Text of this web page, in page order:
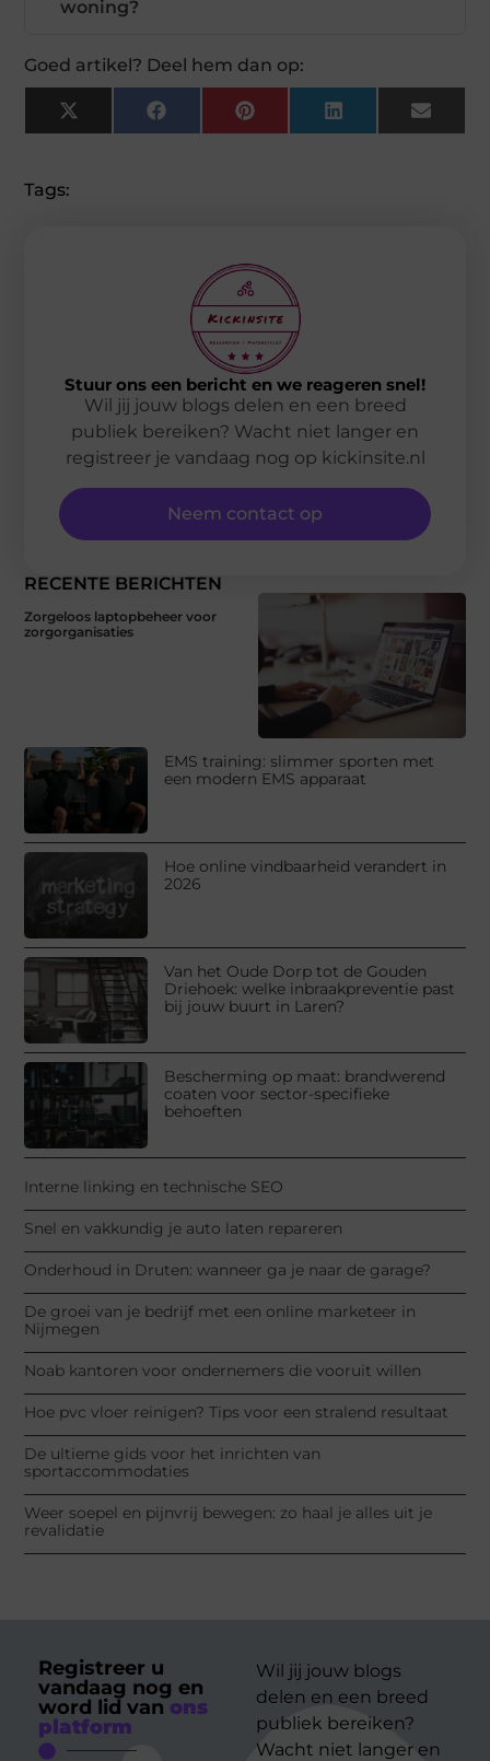
woning?
Goed artikel? Deel hem dan op:
X
(Twitter)
FacebookPinterestLinkedIn Email
Tags:
RECENTE BERICHTEN
Zorgeloos laptopbeheer voor
zorgorganisaties
EMS training: slimmer sporten met
een modern EMS apparaat
Hoe online vindbaarheid verandert in
2026
Van het Oude Dorp tot de Gouden
Driehoek: welke inbraakpreventie past
bij jouw buurt in Laren?
Bescherming op maat: brandwerend
coaten voor sector-specifieke
behoeften
Interne linking en technische SEO
Snel en vakkundig je auto laten repareren
Onderhoud in Druten: wanneer ga je naar de garage?
De groei van je bedrijf met een online marketeer in
Nijmegen
Noab kantoren voor ondernemers die vooruit willen
Hoe pvc vloer reinigen? Tips voor een stralend resultaat
De ultieme gids voor het inrichten van
sportaccommodaties
Weer soepel en pijnvrij bewegen: zo haal je alles uit je
revalidatie
Stuur ons een bericht en we reageren snel!
Wil jij jouw blogs delen en een breed
publiek bereiken? Wacht niet langer en
registreer je vandaag nog op kickinsite.nl
Neem contact op
Registreer u
vandaag nog en
word lid van ons
platform
Wil jij jouw blogs
delen en een breed
publiek bereiken?
Wacht niet langer en